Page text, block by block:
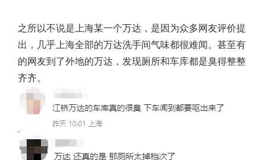
之所以不说是上海某一个万达，是因为众多网友评价提
出，几乎上海全部的万达洗手间气味都很难闻。甚至有
的网友到了外地的万达，发现厕所和车库都是臭得整整
齐齐。